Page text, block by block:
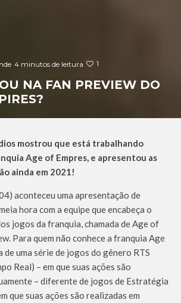
4 minutos de leitura 1
NA FAN PREVIEW DO
mostrou que está trabalhando
Age of Empres, e apresentou as
ainda em 2021!
aconteceu uma apresentação de
hora com a equipe que encabeça o
jogos da franquia, chamada de Age of
Para quem não conhece a franquia Age
uma série de jogos do gênero RTS
Real) – em que suas ações são
– diferente de jogos de Estratégia
que suas ações são realizadas em